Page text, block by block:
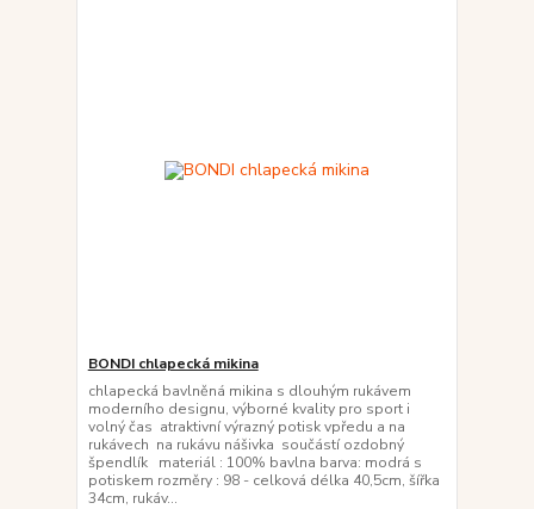
BONDI chlapecká mikina
chlapecká bavlněná mikina s dlouhým rukávem
moderního designu, výborné kvality pro sport i
volný čas atraktivní výrazný potisk vpředu a na
rukávech na rukávu nášivka součástí ozdobný
špendlík materiál : 100% bavlna barva: modrá s
potiskem rozměry : 98 - celková délka 40,5cm, šířka
34cm, rukáv...